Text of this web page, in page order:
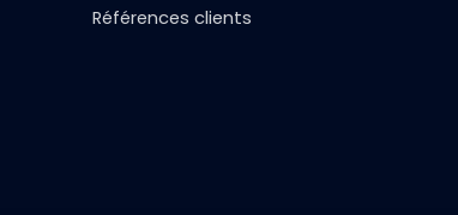
Références clients